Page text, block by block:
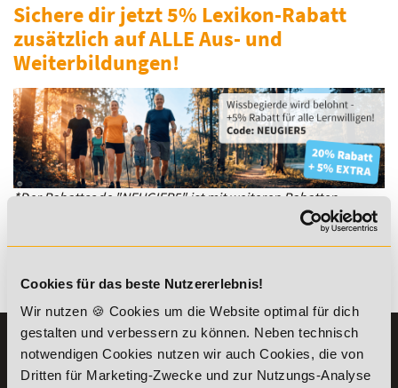
Cookies für das beste Nutzererlebnis!
Wir nutzen 🍪 Cookies um die Website optimal für dich
gestalten und verbessern zu können. Neben technisch
notwendigen Cookies nutzen wir auch Cookies, die von
Dritten für Marketing-Zwecke und zur Nutzungs-Analyse
Sichere dir jetzt 5% Lexikon-Rabatt
zusätzlich auf ALLE Aus- und
Weiterbildungen!
*Der Rabattcode "NEUGIER5" ist mit weiteren Rabatten
Es gibt keine Einträge mit diesem Anfangsbuchstaben.
KONTAKT
07191-22987-0
INFORMATIONEN
Die Academy